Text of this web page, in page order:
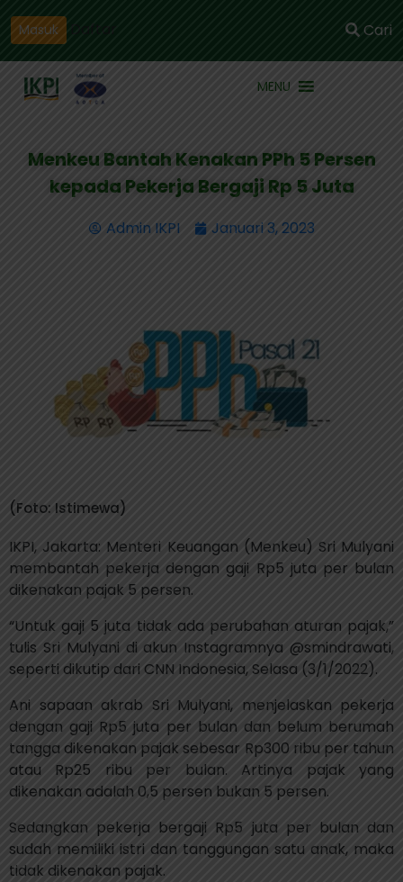
Masuk Cari
MENU
Menkeu Bantah Kenakan PPh 5 Persen
kepada Pekerja Bergaji Rp 5 Juta
Admin IKPI Januari 3, 2023
(Foto: Istimewa)
IKPI, Jakarta: Menteri Keuangan (Menkeu) Sri Mulyani
membantah pekerja dengan gaji Rp5 juta per bulan
dikenakan pajak 5 persen.
“Untuk gaji 5 juta tidak ada perubahan aturan pajak,”
tulis Sri Mulyani di akun Instagramnya @smindrawati,
seperti dikutip dari CNN Indonesia, Selasa (3/1/2022).
Ani sapaan akrab Sri Mulyani, menjelaskan pekerja
dengan gaji Rp5 juta per bulan dan belum berumah
tangga dikenakan pajak sebesar Rp300 ribu per tahun
atau Rp25 ribu per bulan. Artinya pajak yang
dikenakan adalah 0,5 persen bukan 5 persen.
Sedangkan pekerja bergaji Rp5 juta per bulan dan
sudah memiliki istri dan tanggungan satu anak, maka
tidak dikenakan pajak.